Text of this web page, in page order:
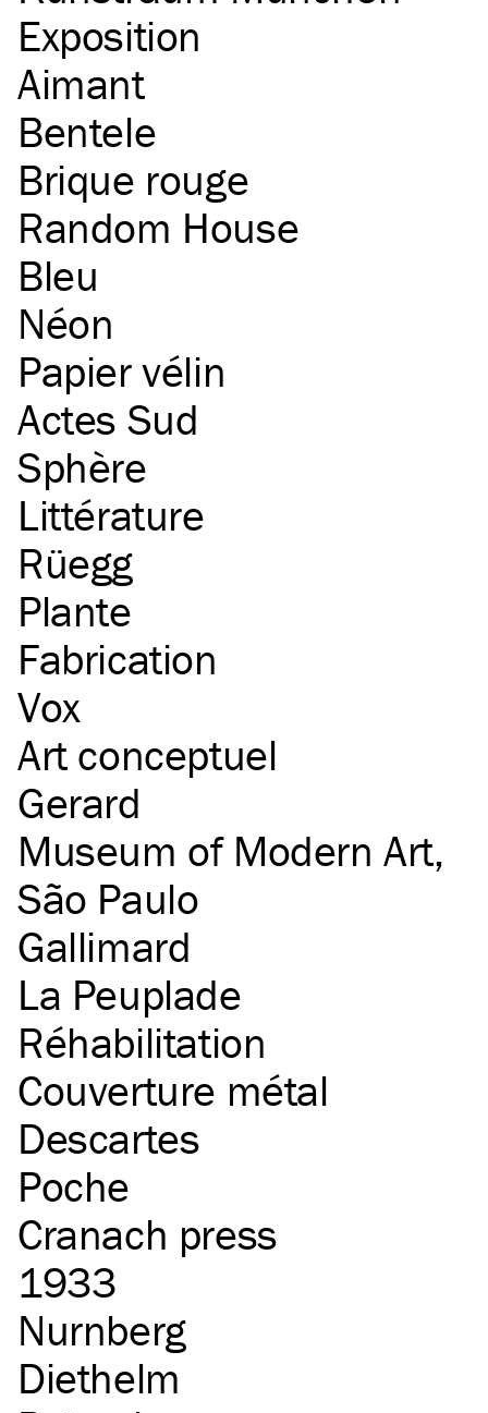
Exposition
Aimant
Bentele
Brique rouge
Random House
Bleu
Néon
Papier vélin
Actes Sud
Sphère
Littérature
Rüegg
Plante
Fabrication
Vox
Art conceptuel
Gerard
Museum of Modern Art,
São Paulo
Gallimard
La Peuplade
Réhabilitation
Couverture métal
Descartes
Poche
Cranach press
1933
Nurnberg
Diethelm